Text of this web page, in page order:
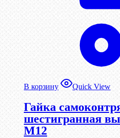
В корзину Quick View
Гайка
шестигранная
М12